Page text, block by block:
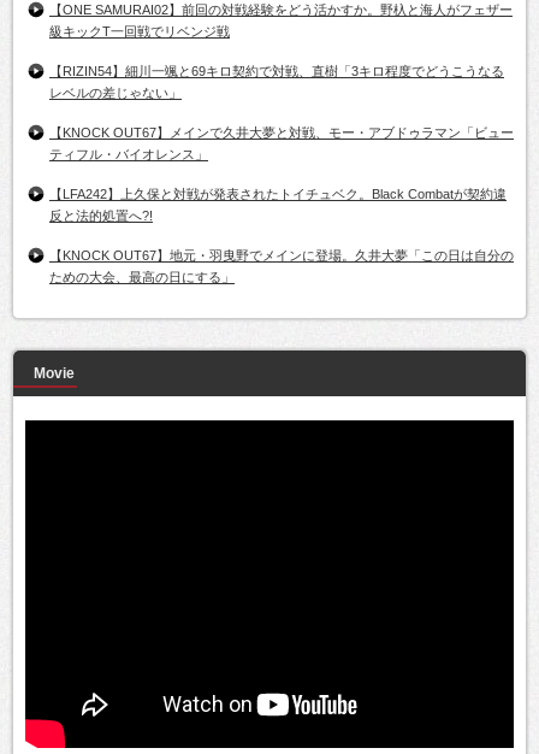
【ONE SAMURAI02】前回の対戦経験をどう活かすか。野杁と海人がフェザー
級キックT一回戦でリベンジ戦
【RIZIN54】細川一颯と69キロ契約で対戦、直樹「3キロ程度でどうこうなる
レベルの差じゃない」
【KNOCK OUT67】メインで久井大夢と対戦、モー・アブドゥラマン「ビュー
ティフル・バイオレンス」
【LFA242】上久保と対戦が発表されたトイチュベク。Black Combatが契約違
反と法的処置へ?!
【KNOCK OUT67】地元・羽曳野でメインに登場。久井大夢「この日は自分の
ための大会、最高の日にする」
Movie